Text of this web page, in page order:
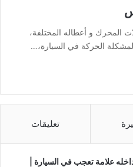
المحرك و أعطاله المختلفة،
الحركة في السيارة،…
تعليقات
علامة تعجب في السيارة |